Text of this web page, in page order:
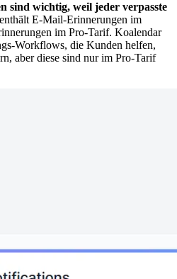
sind wichtig, weil jeder verpasste
E-Mail-Erinnerungen im
im Pro-Tarif. Koalendar
Workflows, die Kunden helfen,
aber diese sind nur im Pro-Tarif